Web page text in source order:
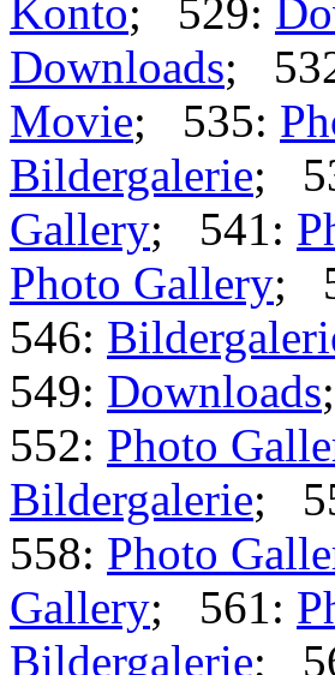
Konto; 529:
Downloads;
Movie; 535:
Bildergalerie;
Gallery; 541:
Photo Gallery;
546:
549: Downloads
552: Photo
Bildergalerie;
558: Photo
Gallery; 561:
Bildergalerie;